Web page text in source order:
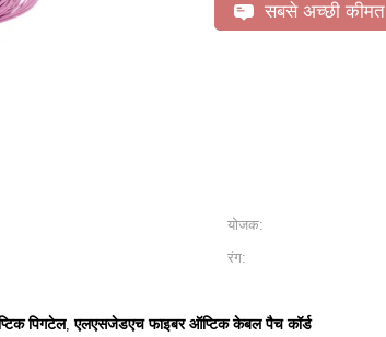
सबसे अच्छी कीमत
योजक:
रंग:
पिगटेल,एलएसजेडएच फाइबर ऑप्टिक केबल पैच कॉर्ड